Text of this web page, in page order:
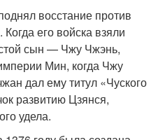
восстание против
его войска взяли
сын — Чжу Чжэнь,
Мин, когда Чжу
дал ему титул «Чуского
развитию Цзянся,
удела.